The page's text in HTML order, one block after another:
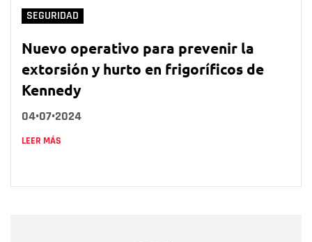
SEGURIDAD
Nuevo operativo para prevenir la
extorsión y hurto en frigoríficos de
Kennedy
04•07•2024
LEER MÁS